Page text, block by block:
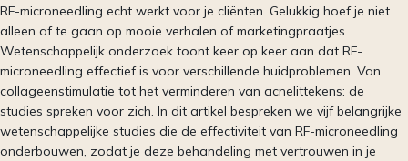
RF-microneedling echt werkt voor je cliënten. Gelukkig hoef je niet
alleen af te gaan op mooie verhalen of marketingpraatjes.
Wetenschappelijk onderzoek toont keer op keer aan dat RF-
microneedling effectief is voor verschillende huidproblemen. Van
collageenstimulatie tot het verminderen van acnelittekens: de
studies spreken voor zich. In dit artikel bespreken we vijf belangrijke
wetenschappelijke studies die de effectiviteit van RF-microneedling
onderbouwen, zodat je deze behandeling met vertrouwen in je